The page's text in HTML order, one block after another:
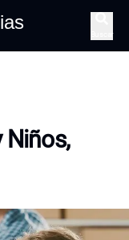
Niños,